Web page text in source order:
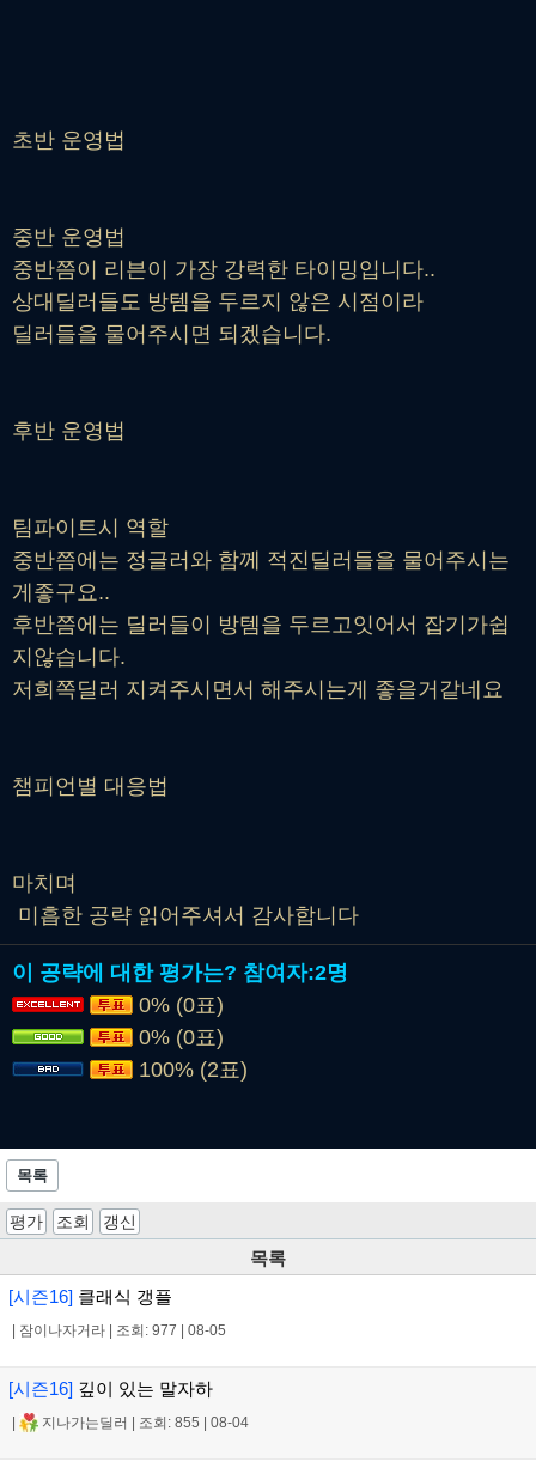
초반 운영법
중반 운영법
중반쯤이 리븐이 가장 강력한 타이밍입니다..
상대딜러들도 방템을 두르지 않은 시점이라
딜러들을 물어주시면 되겠습니다.
후반 운영법
팀파이트시 역할
중반쯤에는 정글러와 함께 적진딜러들을 물어주시는
게좋구요..
후반쯤에는 딜러들이 방템을 두르고잇어서 잡기가쉽
지않습니다.
저희쪽딜러 지켜주시면서 해주시는게 좋을거같네요
챔피언별 대응법
마치며
미흡한 공략 읽어주셔서 감사합니다
이 공략에 대한 평가는? 참여자:2명
0% (0표)
0% (0표)
100% (2표)
목록
평가 조회 갱신
목록
[시즌16] 클래식 갱플
| 잠이나자거라 | 조회: 977 | 08-05
[시즌16] 깊이 있는 말자하
| 지나가는딜러 | 조회: 855 | 08-04